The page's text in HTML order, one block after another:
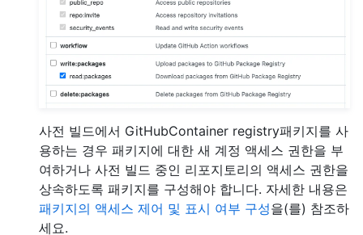
사전 빌드에서 GitHubContainer registry패키지를 사
용하는 경우 패키지에 대한 새 계정 액세스 권한을 부
여하거나 사전 빌드 중인 리포지토리의 액세스 권한을
상속하도록 패키지를 구성해야 합니다. 자세한 내용은
패키지의 액세스 제어 및 표시 여부 구성을(를) 참조하
세요.